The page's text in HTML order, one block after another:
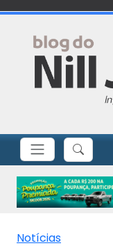
Notícias